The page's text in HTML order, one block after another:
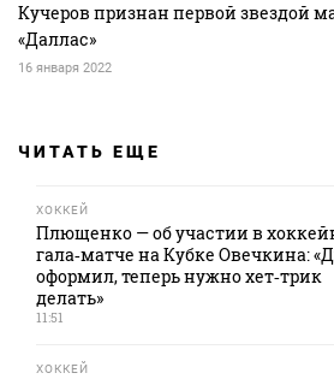
Кучеров признан первой звездой
«Даллас»
16 января 2022
ЧИТАТЬ ЕЩЕ
ХОККЕЙ
Плющенко — об участии в
гала‑матче на Кубке Овечкина:
оформил, теперь нужно хет‑трик
делать»
11:51
ХОККЕЙ